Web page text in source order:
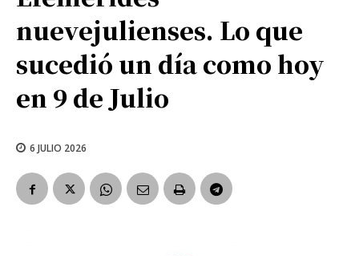
nuevejulienses. Lo que
sucedió un día como hoy
en 9 de Julio
6 JULIO 2026